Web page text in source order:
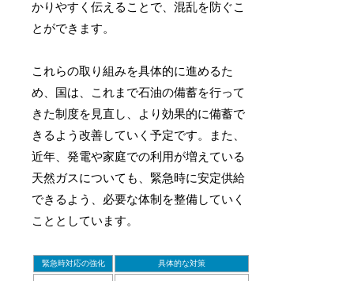
かりやすく伝えることで、混乱を防ぐこ
とができます。
これらの取り組みを具体的に進めるた
め、国は、これまで石油の備蓄を行って
きた制度を見直し、より効果的に備蓄で
きるよう改善していく予定です。また、
近年、発電や家庭での利用が増えている
天然ガスについても、緊急時に安定供給
できるよう、必要な体制を整備していく
こととしています。
緊急時対応の強化 具体的な対策